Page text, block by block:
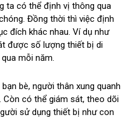
ta có thể định vị thông qua
Đồng thời thì việc định
đích khác nhau. Ví dụ như
được số lượng thiết bị di
mỗi năm.
bè, người thân xung quanh
có thể giám sát, theo dõi
sử dụng thiết bị như con